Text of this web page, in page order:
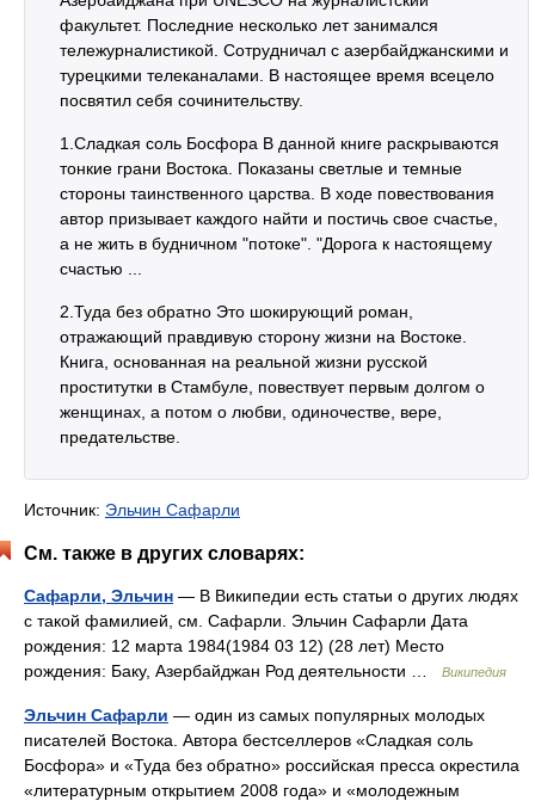
факультет. Последние несколько лет занимался
тележурналистикой. Сотрудничал с азербайджанскими и
турецкими телеканалами. В настоящее время всецело
посвятил себя сочинительству.
1.Сладкая соль Босфора В данной книге раскрываются
тонкие грани Востока. Показаны светлые и темные
стороны таинственного царства. В ходе повествования
автор призывает каждого найти и постичь свое счастье,
а не жить в будничном "потоке". "Дорога к настоящему
счастью ...
2.Туда без обратно Это шокирующий роман,
отражающий правдивую сторону жизни на Востоке.
Книга, основанная на реальной жизни русской
проститутки в Стамбуле, повествует первым долгом о
женщинах, а потом о любви, одиночестве, вере,
предательстве.
Источник: Эльчин Сафарли
См. также в других словарях:
Сафарли, Эльчин — В Википедии есть статьи о других людях
с такой фамилией, см. Сафарли. Эльчин Сафарли Дата
рождения: 12 марта 1984(1984 03 12) (28 лет) Место
рождения: Баку, Азербайджан Род деятельности …
Википедия
Эльчин Сафарли — один из самых популярных молодых
писателей Востока. Автора бестселлеров «Сладкая соль
Босфора» и «Туда без обратно» российская пресса окрестила
«литературным открытием 2008 года» и «молодежным